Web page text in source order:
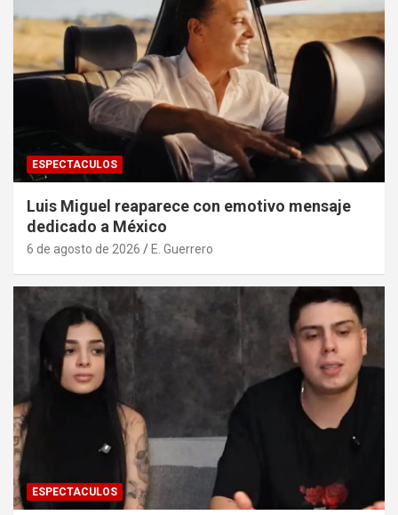
ESPECTACULOS
Luis Miguel reaparece con emotivo mensaje
dedicado a México
6 de agosto de 2026 E. Guerrero
ESPECTACULOS